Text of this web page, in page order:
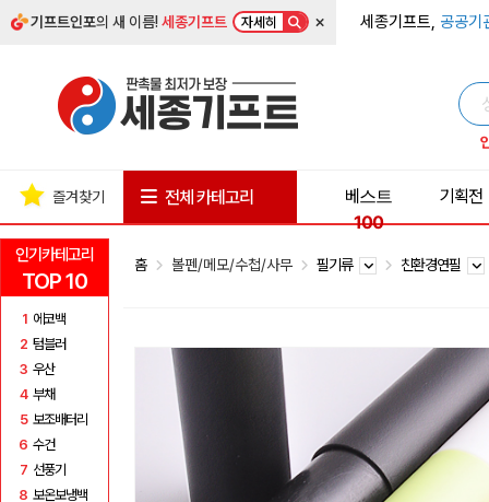
기프트인포의 새 이름!세종기프트 자세히 × 세종기프트, 공공기
인기카테고리
TOP 10
1 에코백
2 텀블러
3 우산
4 부채
5 보조배터리
6 수건
7 선풍기
8 보온보냉백
즐겨찾기 전체 카테고리
베스트
100
기획전
홈 볼펜/메모/수첩/사무 필기류 친환경연필